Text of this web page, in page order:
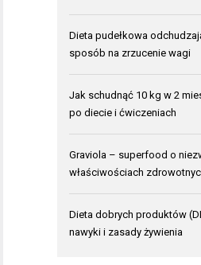
Dieta pudełkowa
sposób na zrzucenie wagi
Jak schudnąć 10 kg w 2
po diecie i ćwiczeniach
Graviola – superfood o
właściwościach
Dieta dobrych produktów
nawyki i zasady żywienia